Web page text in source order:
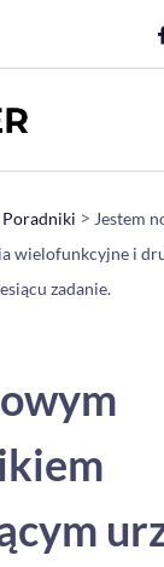
Poradniki > Jestem
wielofunkcyjne i
zadanie.